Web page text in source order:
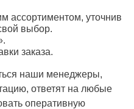
ассортиментом, уточнив
выбор.
заказа.
наши менеджеры,
ответят на любые
оперативную